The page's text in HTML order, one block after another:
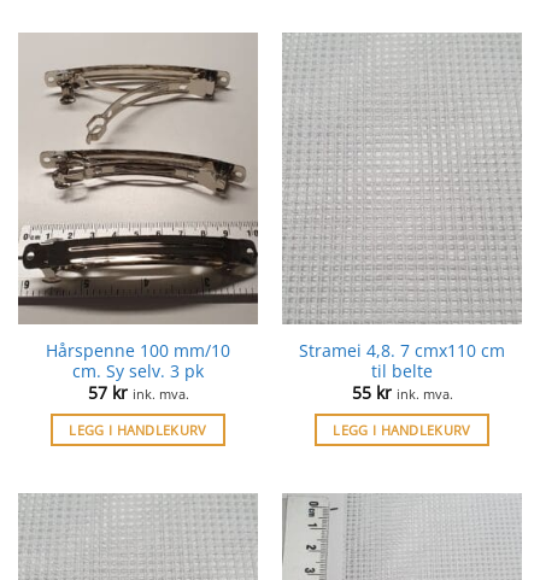
Hårspenne 100 mm/10
cm. Sy selv. 3 pk
57 kr ink. mva.
LEGG I HANDLEKURV
Stramei 4,8. 7 cmx110 cm
til belte
55 kr ink. mva.
LEGG I HANDLEKURV